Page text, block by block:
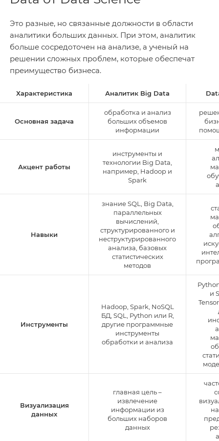
Это разные, но связанные должности в области
аналитики больших данных. При этом, аналитик
больше сосредоточен на анализе, а ученый на
решении сложных проблем, которые обеспечат
преимущество бизнеса.
Характеристика Аналитик Big Data
Основная задача
обработка и анализ
больших объемов
информации
Акцент работы
инструменты и
технологии Big Data,
например, Hadoop и
Spark
Навыки
знание SQL, Big Data,
параллельных
вычислений,
структурированного и
неструктурированного
анализа, базовых
статистических
методов
Инструменты
Hadoop, Spark, NoSQL
БД, SQL, Python или R,
другие программные
инструменты
обработки и анализа
и
Визуализация
данных
главная цель –
извлечение
информации из
больших наборов
данных